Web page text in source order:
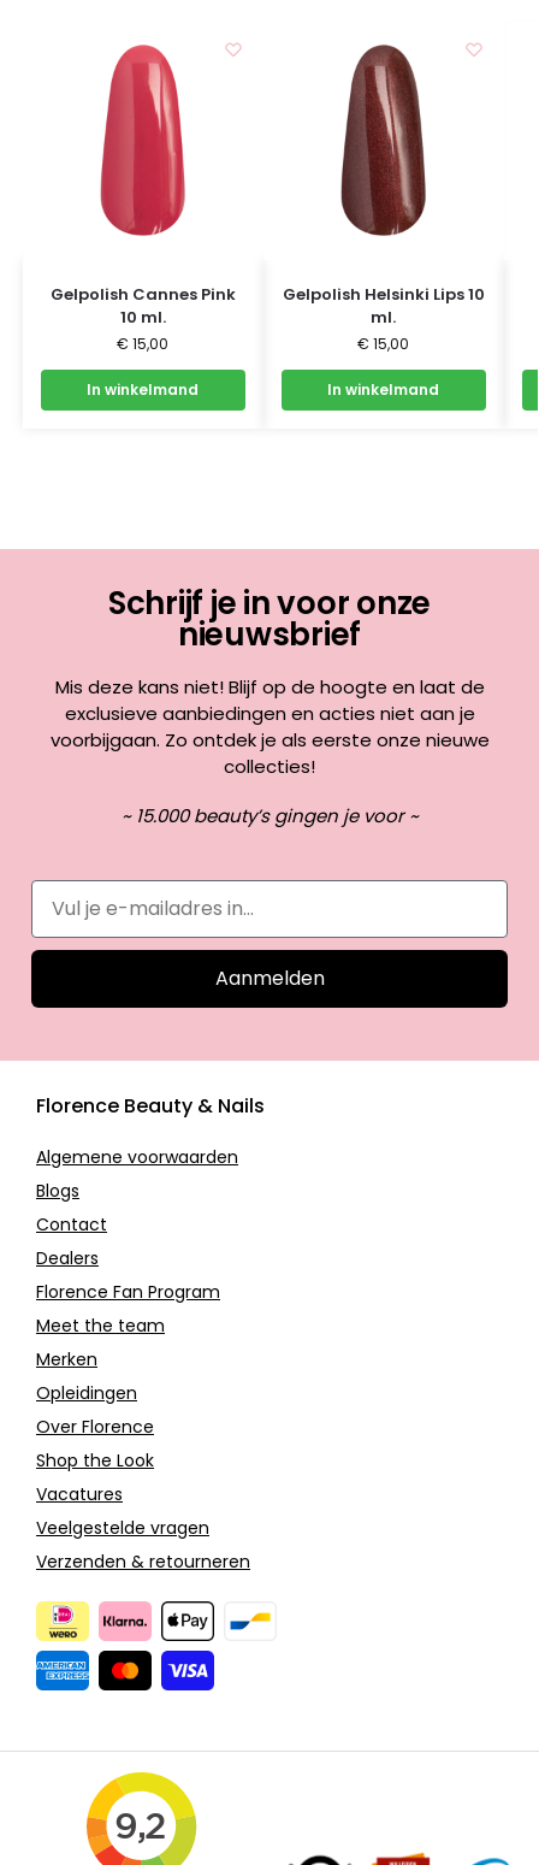
Gelpolish Cannes Pink
10 ml.
€ 15,00
In winkelmand
Gelpolish Helsinki Lips 10
ml.
€ 15,00
In winkelmand
Schrijf je in voor onze
nieuwsbrief
Mis deze kans niet! Blijf op de hoogte en laat de
exclusieve aanbiedingen en acties niet aan je
voorbijgaan. Zo ontdek je als eerste onze nieuwe
collecties!
~ 15.000 beauty’s gingen je voor ~
Aanmelden
Florence Beauty & Nails
Algemene voorwaarden
Blogs
Contact
Dealers
Florence Fan Program
Meet the team
Merken
Opleidingen
Over Florence
Shop the Look
Vacatures
Veelgestelde vragen
Verzenden & retourneren